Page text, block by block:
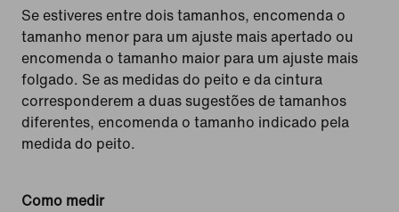
Se estiveres entre dois tamanhos, encomenda o
tamanho menor para um ajuste mais apertado ou
encomenda o tamanho maior para um ajuste mais
folgado. Se as medidas do peito e da cintura
corresponderem a duas sugestões de tamanhos
diferentes, encomenda o tamanho indicado pela
medida do peito.
Como medir